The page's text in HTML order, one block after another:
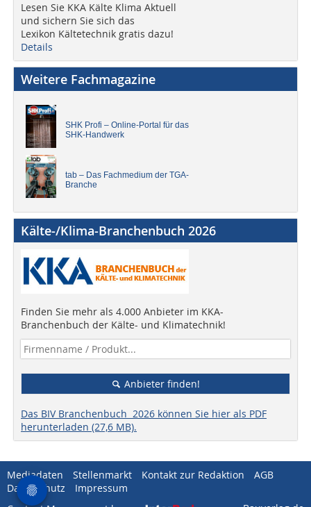
Lesen Sie KKA Kälte Klima Aktuell
und sichern Sie sich das
Lexikon Kältetechnik gratis dazu!
Details
Weitere Fachmagazine
SHK Profi – Online-Portal für das
SHK-Handwerk
tab – Das Fachmedium der TGA-
Branche
Kälte-/Klima-Branchenbuch 2026
Finden Sie mehr als 4.000 Anbieter im KKA-
Branchenbuch der Kälte- und Klimatechnik!
Anbieter finden!
Das BIV Branchenbuch 2026 können Sie hier als PDF
herunterladen (27,6 MB).
Mediadaten Stellenmarkt Kontakt zur Redaktion
AGB
Datenschutz
Impressum